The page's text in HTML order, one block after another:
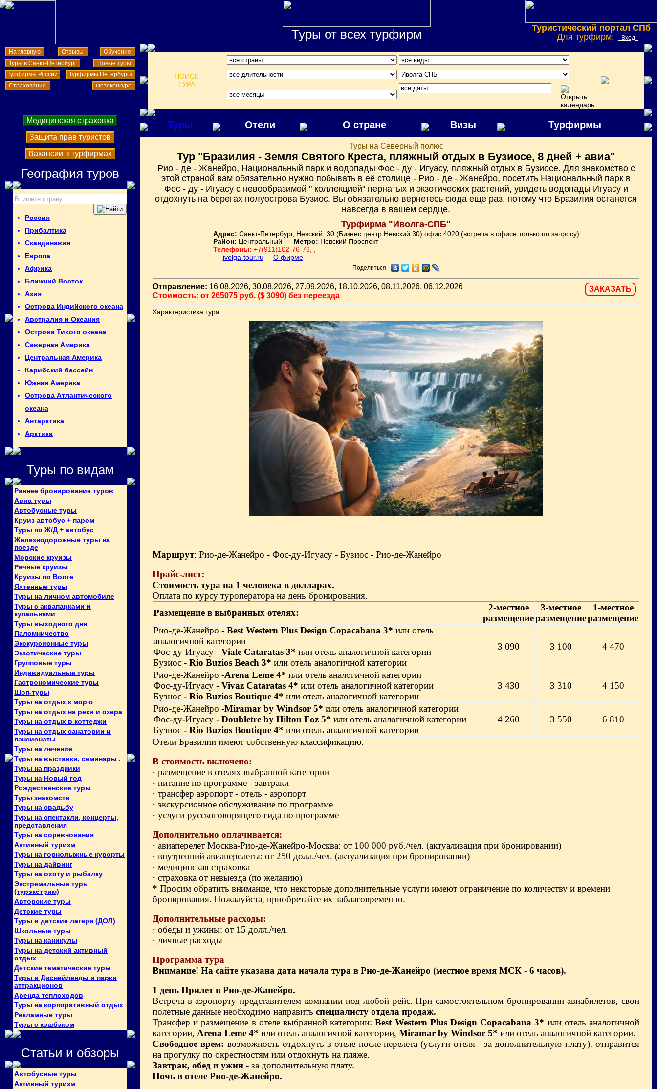
Туры от всех турфирм
Туристический портал СПб
Для турфирм:
Вход
На главную Отзывы
Обучение
Туры в Санкт-Петербург
Новые туры
Турфирмы России
Турфирмы Петербурга
Страхование
Фотоконкурс
ПОИСК
ТУРА
Медицинская страховка
Защита прав туристов
Вакансии в турфирмах
География туров
Россия
Прибалтика
Скандинавия
Европа
Африка
Ближний Восток
Азия
Острова Индийского океана
Австралия и Океания
Острова Тихого океана
Северная Америка
Центральная Америка
Карибский бассейн
Южная Америка
Острова Атлантического
океана
Антарктика
Арктика
Туры по видам
Раннее бронирование туров
Авиа туры
Автобусные туры
Круиз автобус + паром
Туры по Ж/Д + автобус
Железнодорожные туры на
поезде
Морские круизы
Речные круизы
Круизы по Волге
Яхтенные туры
Туры на личном автомобиле
Туры с аквапарками и
купальнями
Туры выходного дня
Паломничество
Экскурсионные туры
Экзотические туры
Групповые туры
Индивидуальные туры
Гастрономические туры
Шоп-туры
Туры на отдых к морю
Туры на отдых на реки и озера
Туры на отдых в коттеджи
Туры на отдых санатории и
пансионаты
Туры на лечение
Туры на выставки, семинары .
Туры на праздники
Туры на Новый год
Рождественские туры
Туры знакомств
Туры на свадьбу
Туры на спектакли, концерты,
представления
Туры на соревнования
Активный туризм
Туры на горнолыжные курорты
Туры на дайвинг
Туры на охоту и рыбалку
Экстремальные туры
(турэкстрим)
Авторские туры
Детские туры
Туры в детские лагеря (ДОЛ)
Школьные туры
Туры на каникулы
Туры на детский активный
отдых
Детские тематические туры
Туры в Диснейленды и парки
аттракционов
Аренда теплоходов
Туры на корпоративный отдых
Рекламные туры
Туры с кэшбэком
Статьи и обзоры
Автобусные туры
Активный туризм
Туры Отели О стране Визы Турфирмы
Туры на Северный полюс
Тур "Бразилия - Земля Святого Креста, пляжный отдых в Бузиосе, 8 дней + авиа"
Рио - де - Жанейро, Национальный парк и водопады Фос - ду - Игуасу, пляжный отдых в Бузиосе. Для знакомство с
этой страной вам обязательно нужно побывать в её столице - Рио - де - Жанейро, посетить Национальный парк в
Фос - ду - Игуасу с невообразимой " коллекцией" пернатых и экзотических растений, увидеть водопады Игуасу и
отдохнуть на берегах полуострова Бузиос. Вы обязательно вернетесь сюда еще раз, потому что Бразилия останется
навсегда в вашем сердце.
Турфирма "Иволга-СПБ"
Адрес: Санкт-Петербург, Невский, 30 (Бизнес центр Невский 30) офис 4020 (встреча в офисе только по запросу)
Район: Центральный Метро: Невский Проспект
Телефоны: +7(911)102-76-76, ,
ivolga-tour.ru
О фирме
Поделиться
ЗАКАЗАТЬ
Отправление: 16.08.2026, 30.08.2026, 27.09.2026, 18.10.2026, 08.11.2026, 06.12.2026
Стоимость: от 265075 руб. ($ 3090) без переезда
Характеристика тура:
Маршрут: Рио-де-Жанейро - Фос-ду-Игуасу - Бузиос - Рио-де-Жанейро
Прайс-лист:
Стоимость тура на 1 человека в долларах.
Оплата по курсу туроператора на день бронирования.
Размещение в выбранных отелях:
2-местное
размещение
3-местное
размещение
1-местное
размещение
Рио-де-Жанейро - Best Western Plus Design Copacabana 3* или отель
аналогичной категории
Фос-ду-Игуасу - Viale Cataratas 3* или отель аналогичной категории
Бузиос - Rio Buzios Beach 3* или отель аналогичной категории
3 090 3 100 4 470
Рио-де-Жанейро -Arena Leme 4* или отель аналогичной категории
Фос-ду-Игуасу - Vivaz Cataratas 4* или отель аналогичной категории
Бузиос - Rio Buzios Boutique 4* или отель аналогичной категории
3 430 3 310 4 150
Рио-де-Жанейро -Miramar by Windsor 5* или отель аналогичной категории
Фос-ду-Игуасу - Doubletre by Hilton Foz 5* или отель аналогичной категории
Бузиос - Rio Buzios Boutique 4* или отель аналогичной категории
4 260 3 550 6 810
Отели Бразилии имеют собственную классификацию.
В стоимость включено:
· размещение в отелях выбранной категории
· питание по программе - завтраки
· трансфер аэропорт - отель - аэропорт
· экскурсионное обслуживание по программе
· услуги русскоговорящего гида по программе
Дополнительно оплачивается:
· авиаперелет Москва-Рио-де-Жанейро-Москва: от 100 000 руб./чел. (актуализация при бронировании)
· внутренний авиаперелеты: от 250 долл./чел. (актуализация при бронировании)
· медицинская страховка
· страховка от невыезда (по желанию)
* Просим обратить внимание, что некоторые дополнительные услуги имеют ограничение по количеству и времени
бронирования. Пожалуйста, приобретайте их заблаговременно.
Дополнительные расходы:
· обеды и ужины: от 15 долл./чел.
· личные расходы
Программа тура
Внимание! На сайте указана дата начала тура в Рио-де-Жанейро (местное время МСК - 6 часов).
1 день Прилет в Рио-де-Жанейро.
Встреча в аэропорту представителем компании под любой рейс. При самостоятельном бронировании авиабилетов, свои
полетные данные необходимо направить специалисту отдела продаж.
Трансфер и размещение в отеле выбранной категории:Best Western Plus Design Copacabana 3* или отель аналогичной
категории, Arena Leme 4* или отель аналогичной категории, Miramar by Windsor 5* или отель аналогичной категории.
Свободное врем: возможность отдохнуть в отеле после перелета (услуги отеля - за дополнительную плату), отправится
на прогулку по окрестностям или отдохнуть на пляже.
Завтрак, обед и ужин - за дополнительную плату.
Ночь в отеле Рио-де-Жанейро.